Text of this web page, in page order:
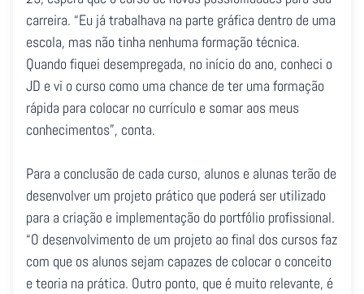
carreira. “Eu já trabalhava na parte gráfica dentro de uma
escola, mas não tinha nenhuma formação técnica.
Quando fiquei desempregada, no início do ano, conheci o
JD e vi o curso como uma chance de ter uma formação
rápida para colocar no currículo e somar aos meus
conhecimentos”, conta.
Para a conclusão de cada curso, alunos e alunas terão de
desenvolver um projeto prático que poderá ser utilizado
para a criação e implementação do portfólio profissional.
“O desenvolvimento de um projeto ao final dos cursos faz
com que os alunos sejam capazes de colocar o conceito
e teoria na prática. Outro ponto, que é muito relevante, é